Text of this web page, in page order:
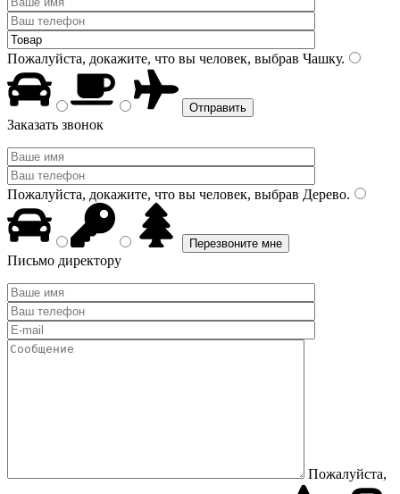
Пожалуйста, докажите, что вы человек, выбрав Чашку.
Заказать звонок
Пожалуйста, докажите, что вы человек, выбрав Дерево.
Письмо директору
Пожалуйста,